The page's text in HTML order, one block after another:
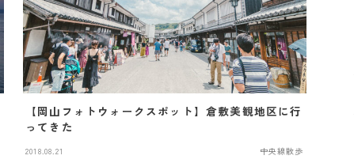
【岡山フォトウォークスポット】倉敷美観地区に行
ってきた
2018.08.21 中央線散歩